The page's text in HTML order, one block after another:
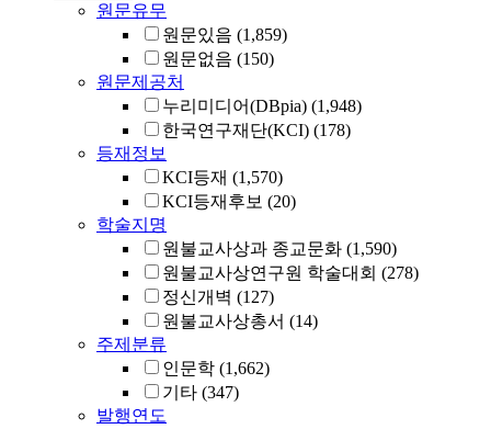
원문유무
원문있음 (1,859)
원문없음 (150)
원문제공처
누리미디어(DBpia) (1,948)
한국연구재단(KCI) (178)
등재정보
KCI등재 (1,570)
KCI등재후보 (20)
학술지명
원불교사상과 종교문화 (1,590)
원불교사상연구원 학술대회 (278)
정신개벽 (127)
원불교사상총서 (14)
주제분류
인문학 (1,662)
기타 (347)
발행연도